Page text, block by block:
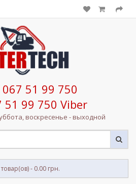
067 51 99 750
51 99 750 Viber
воскресенье - выходной
товар(ов) - 0.00 грн.